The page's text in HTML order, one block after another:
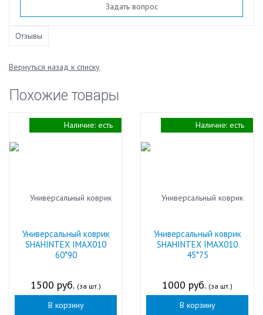
Задать вопрос
Отзывы
Вернуться назад к списку
Похожие товары
Универсальный коврик
SHAHINTEX IMAX010
60*90
1500 руб. (за шт.)
В корзину
Наличие: есть
Универсальный коврик
SHAHINTEX IMAX010
45*75
1000 руб. (за шт.)
В корзину
Наличие: есть